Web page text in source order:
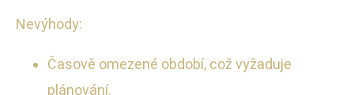
Nevýhody:
Časově omezené období, což vyžaduje
plánování.